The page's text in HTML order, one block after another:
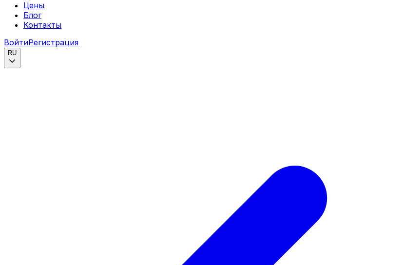
Цены
Блог
Контакты
ВойтиРегистрация
RU